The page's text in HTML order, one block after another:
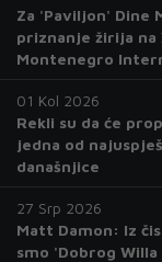
Za 'Paviljon' Dine
priznanje žirija na
Montenegro
01 Kol 2026
Rekli su da će
jedna od
današnjice
27 Srp 2026
Matt Damon: Iz
smo 'Dobrog